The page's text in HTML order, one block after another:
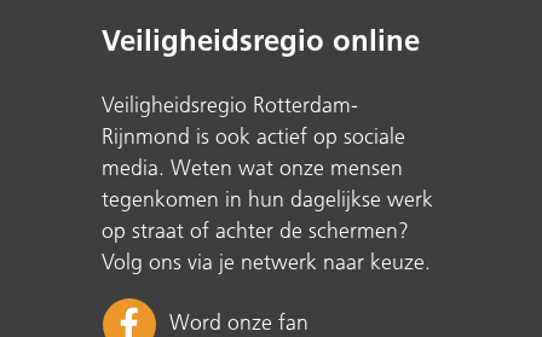
Veiligheidsregio online
Veiligheidsregio Rotterdam-
Rijnmond is ook actief op sociale
media. Weten wat onze mensen
tegenkomen in hun dagelijkse werk
op straat of achter de schermen?
Volg ons via je netwerk naar keuze.
Word onze fan